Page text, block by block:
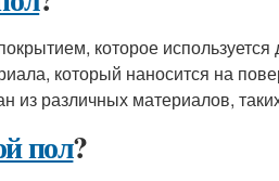
которое
который наносится на
из различных материалов,
пол?